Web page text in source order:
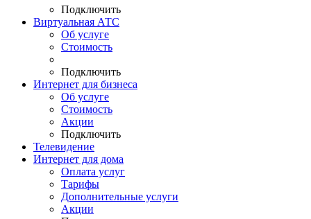
Подключить
Виртуальная АТС
Об услуге
Стоимость
Подключить
Интернет для бизнеса
Об услуге
Стоимость
Акции
Подключить
Телевидение
Интернет для дома
Оплата услуг
Тарифы
Дополнительные услуги
Акции